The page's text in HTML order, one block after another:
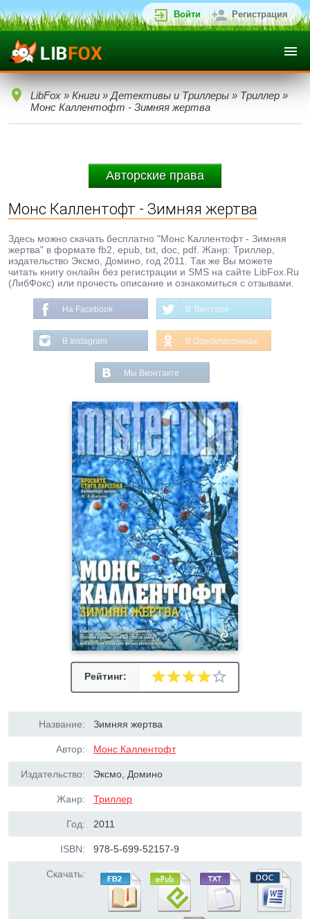
Войти Регистрация
LibFox » Книги » Детективы и Триллеры » Триллер »
Монс Каллентофт - Зимняя жертва
Авторские права
Монс Каллентофт - Зимняя жертва
Здесь можно скачать бесплатно "Монс Каллентофт - Зимняя
жертва" в формате fb2, epub, txt, doc, pdf. Жанр: Триллер,
издательство Эксмо, Домино, год 2011. Так же Вы можете
читать книгу онлайн без регистрации и SMS на сайте LibFox.Ru
(ЛибФокс) или прочесть описание и ознакомиться с отзывами.
На Facebook В Твиттере
В Instagram В Одноклассниках
Мы Вконтакте
Рейтинг:
Название: Зимняя жертва
Автор: Монс Каллентофт
Издательство: Эксмо, Домино
Жанр: Триллер
Год: 2011
ISBN: 978-5-699-52157-9
Скачать: